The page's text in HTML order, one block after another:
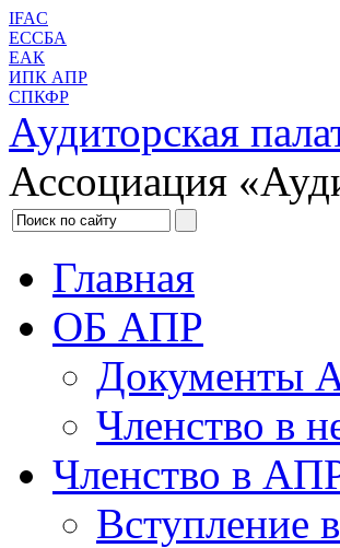
IFAC
ЕССБА
ЕАК
ИПК АПР
СПКФР
Аудиторская
Ассоциация
Главная
ОБ АПР
Документы
Членство в
Членство в
Вступление